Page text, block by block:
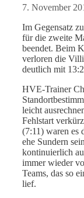
7. November
Im Gegensatz
für die zweite
beendet. Beim
verloren die
deutlich mit
HVE-Trainer
leicht
Fehlstart
(7:11) waren es
ehe Sundern
kontinuierlich
immer wieder
Teams, das so
lief.